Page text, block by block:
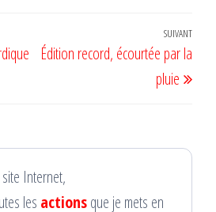
SUIVANT
Édition record, écourtée par la
pluie
Internet,
les actionsque je mets en